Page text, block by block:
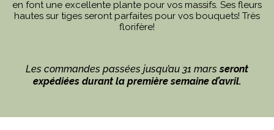
en font une excellente plante pour vos massifs. Ses fleurs
hautes sur tiges seront parfaites pour vos bouquets! Très
florifère!
Les commandes passées jusqu’au 31 marsseront
expédiées durant la première semaine d’avril.